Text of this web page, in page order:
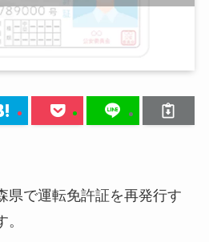
県で運転免許証を再発行す